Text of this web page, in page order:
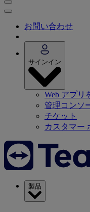
お問い合わせ
サインイン
Web アプリ
管理コンソ
チケット
カスタマー
製品